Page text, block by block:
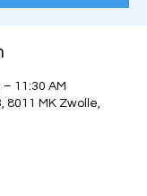
11:30 AM
8011 MK Zwolle,